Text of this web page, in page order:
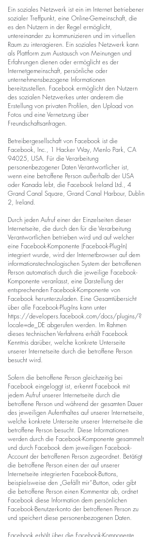
Ein soziales Netzwerk ist ein im Internet betriebener
sozialer Treffpunkt, eine Online-Gemeinschaft, die
es den Nutzern in der Regel ermöglicht,
untereinander zu kommunizieren und im virtuellen
Raum zu interagieren. Ein soziales Netzwerk kann
als Plattform zum Austausch von Meinungen und
Erfahrungen dienen oder ermöglicht es der
Internetgemeinschaft, persönliche oder
unternehmensbezogene Informationen
bereitzustellen. Facebook ermöglicht den Nutzern
des sozialen Netzwerkes unter anderem die
Erstellung von privaten Profilen, den Upload von
Fotos und eine Vernetzung über
Freundschaftsanfragen.
Betreibergesellschaft von Facebook ist die
Facebook, Inc., 1 Hacker Way, Menlo Park, CA
94025, USA. Für die Verarbeitung
personenbezogener Daten Verantwortlicher ist,
wenn eine betroffene Person außerhalb der USA
oder Kanada lebt, die Facebook Ireland Ltd., 4
Grand Canal Square, Grand Canal Harbour, Dublin
2, Ireland.
Durch jeden Aufruf einer der Einzelseiten dieser
Internetseite, die durch den für die Verarbeitung
Verantwortlichen betrieben wird und auf welcher
eine Facebook-Komponente (Facebook-Plug-In)
integriert wurde, wird der Internetbrowser auf dem
informationstechnologischen System der betroffenen
Person automatisch durch die jeweilige Facebook-
Komponente veranlasst, eine Darstellung der
entsprechenden Facebook-Komponente von
Facebook herunterzuladen. Eine Gesamtübersicht
über alle Facebook-Plug-Ins kann unter
https://developers.facebook.com/docs/plugins/?
locale=de_DE abgerufen werden. Im Rahmen
dieses technischen Verfahrens erhält Facebook
Kenntnis darüber, welche konkrete Unterseite
unserer Internetseite durch die betroffene Person
besucht wird.
Sofern die betroffene Person gleichzeitig bei
Facebook eingeloggt ist, erkennt Facebook mit
jedem Aufruf unserer Internetseite durch die
betroffene Person und während der gesamten Dauer
des jeweiligen Aufenthaltes auf unserer Internetseite,
welche konkrete Unterseite unserer Internetseite die
betroffene Person besucht. Diese Informationen
werden durch die Facebook-Komponente gesammelt
und durch Facebook dem jeweiligen Facebook-
Account der betroffenen Person zugeordnet. Betätigt
die betroffene Person einen der auf unserer
Internetseite integrierten Facebook-Buttons,
beispielsweise den „Gefällt mir“-Button, oder gibt
die betroffene Person einen Kommentar ab, ordnet
Facebook diese Information dem persönlichen
Facebook-Benutzerkonto der betroffenen Person zu
und speichert diese personenbezogenen Daten.
Facebook erhält über die Facebook-Komponente